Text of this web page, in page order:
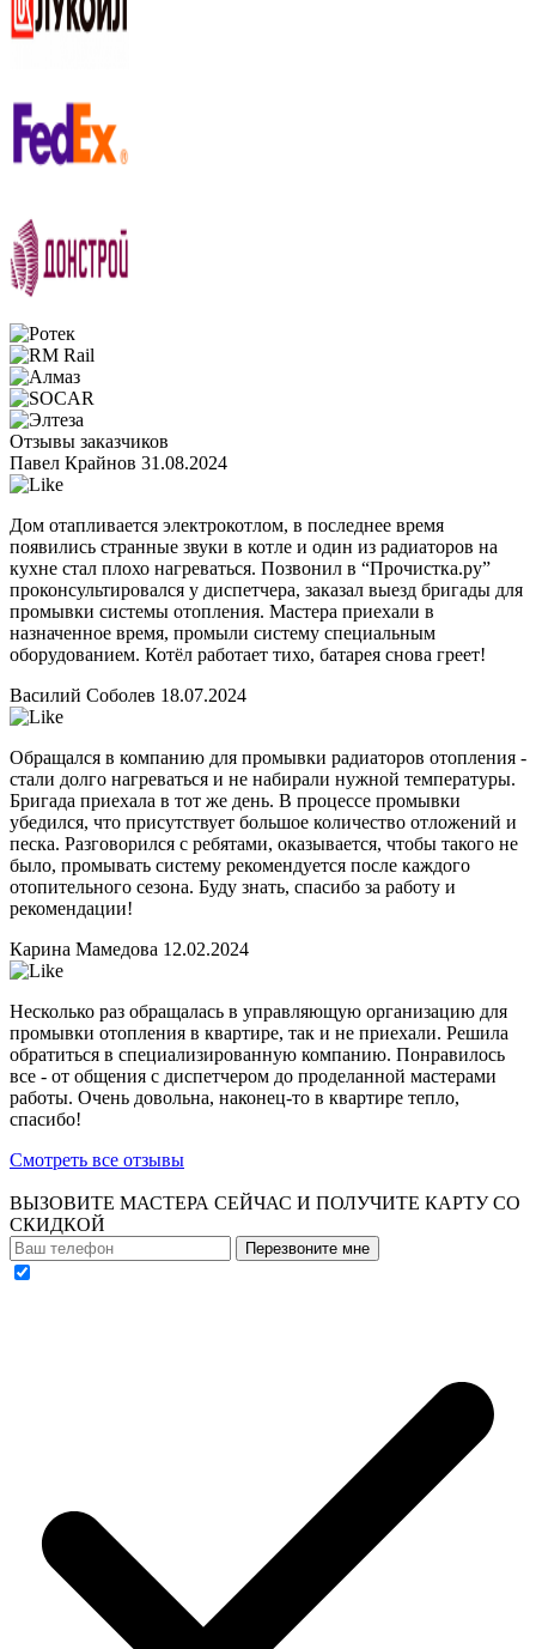
Отзывы заказчиков
Павел Крайнов 31.08.2024
Дом отапливается электрокотлом, в последнее время
появились странные звуки в котле и один из радиаторов на
кухне стал плохо нагреваться. Позвонил в “Прочистка.ру”
проконсультировался у диспетчера, заказал выезд бригады для
промывки системы отопления. Мастера приехали в
назначенное время, промыли систему специальным
оборудованием. Котёл работает тихо, батарея снова греет!
Василий Соболев 18.07.2024
Обращался в компанию для промывки радиаторов отопления -
стали долго нагреваться и не набирали нужной температуры.
Бригада приехала в тот же день. В процессе промывки
убедился, что присутствует большое количество отложений и
песка. Разговорился с ребятами, оказывается, чтобы такого не
было, промывать систему рекомендуется после каждого
отопительного сезона. Буду знать, спасибо за работу и
рекомендации!
Карина Мамедова 12.02.2024
Несколько раз обращалась в управляющую организацию для
промывки отопления в квартире, так и не приехали. Решила
обратиться в специализированную компанию. Понравилось
все - от общения с диспетчером до проделанной мастерами
работы. Очень довольна, наконец-то в квартире тепло,
спасибо!
Смотреть все отзывы
ВЫЗОВИТЕ МАСТЕРА СЕЙЧАС И ПОЛУЧИТЕ КАРТУ СО
СКИДКОЙ
Перезвоните мне